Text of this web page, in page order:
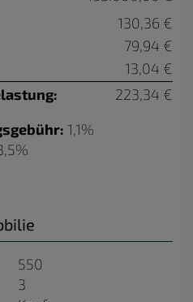
130,36 €
79,94 €
13,04 €
223,34 €
1,1%
550
3